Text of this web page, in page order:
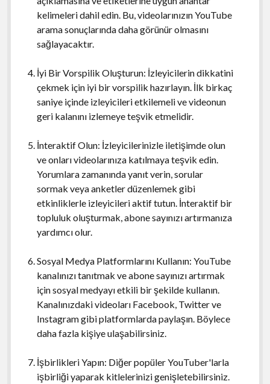
kelimeleri dahil edin. Bu, videolarınızın YouTube
arama sonuçlarında daha görünür olmasını
sağlayacaktır.
İyi Bir Vorspilik Oluşturun: İzleyicilerin dikkatini
çekmek için iyi bir vorspilik hazırlayın. İlk birkaç
saniye içinde izleyicileri etkilemeli ve videonun
geri kalanını izlemeye teşvik etmelidir.
İnteraktif Olun: İzleyicilerinizle iletişimde olun
ve onları videolarınıza katılmaya teşvik edin.
Yorumlara zamanında yanıt verin, sorular
sormak veya anketler düzenlemek gibi
etkinliklerle izleyicileri aktif tutun. İnteraktif bir
topluluk oluşturmak, abone sayınızı artırmanıza
yardımcı olur.
Sosyal Medya Platformlarını Kullanın: YouTube
kanalınızı tanıtmak ve abone sayınızı artırmak
için sosyal medyayı etkili bir şekilde kullanın.
Kanalınızdaki videoları Facebook, Twitter ve
Instagram gibi platformlarda paylaşın. Böylece
daha fazla kişiye ulaşabilirsiniz.
İşbirlikleri Yapın: Diğer popüler YouTuber'larla
işbirliği yaparak kitlelerinizi genişletebilirsiniz.